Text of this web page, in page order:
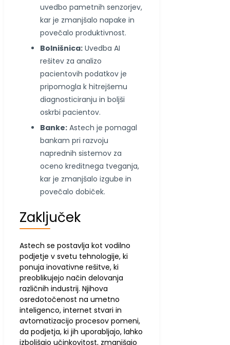
uvedbo pametnih senzorjev,
kar je zmanjšalo napake in
povečalo produktivnost.
Bolnišnica: Uvedba AI
rešitev za analizo
pacientovih podatkov je
pripomogla k hitrejšemu
diagnosticiranju in boljši
oskrbi pacientov.
Banke: Astech je pomagal
bankam pri razvoju
naprednih sistemov za
oceno kreditnega tveganja,
kar je zmanjšalo izgube in
povečalo dobiček.
Zaključek
Astech se postavlja kot vodilno
podjetje v svetu tehnologije, ki
ponuja inovativne rešitve, ki
preoblikujejo način delovanja
različnih industrij. Njihova
osredotočenost na umetno
inteligenco, internet stvari in
avtomatizacijo procesov pomeni,
da podjetja, ki jih uporabljajo, lahko
izboljšajo učinkovitost, zmanjšajo